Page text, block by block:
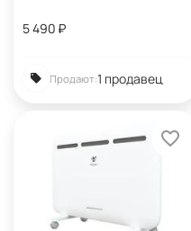
5 490 ₽
Продают:1 продавец